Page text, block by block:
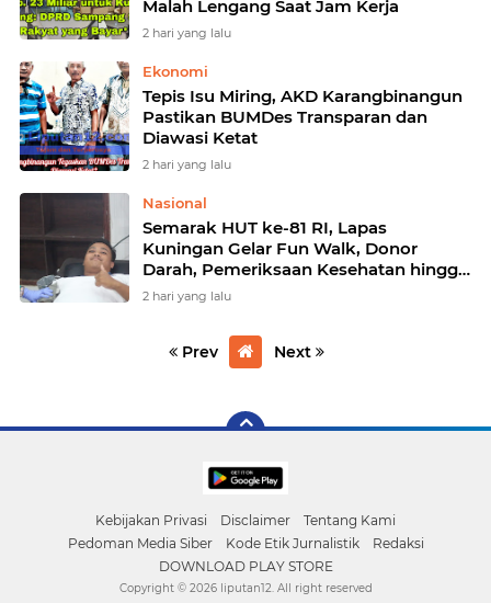
Malah Lengang Saat Jam Kerja
2 hari yang lalu
Ekonomi
Tepis Isu Miring, AKD Karangbinangun
Pastikan BUMDes Transparan dan
Diawasi Ketat
2 hari yang lalu
Nasional
Semarak HUT ke-81 RI, Lapas
Kuningan Gelar Fun Walk, Donor
Darah, Pemeriksaan Kesehatan hingga
Bakti Sosial
2 hari yang lalu
Prev Next
Kebijakan Privasi Disclaimer
Tentang Kami
Pedoman Media Siber
Kode Etik Jurnalistik
Redaksi
DOWNLOAD PLAY STORE
Copyright © 2026 liputan12. All right reserved